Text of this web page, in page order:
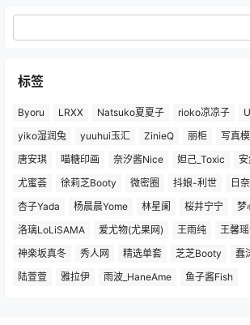
标签
Byoru LRXX Natsuko夏夏子 rioko凉凉子
yiko湿润兔
yuuhui玉汇 ZinieQ 丽柜 写真
唐安琪
喵糖印画 奈汐酱Nice 妲己_Toxic
尤蜜荟
徐莉芝Booty 微密圈 抖娘-利世 日
杏子Yada
杨晨晨Yome 林星阑 桜井宁宁 梦
洛璃LoLiSAMA
爱尤物(尤果网) 王雨纯 王馨
神楽坂真冬
秀人网 精选单套 芝芝Booty 蠢
陆萱萱
雅拉伊 雨波_HaneAme 鱼子酱Fish